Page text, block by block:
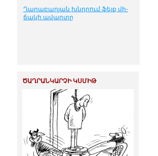
Ղա­րա­բա­ղ­յան խնդ­րում ֆեյք վի­
ճա­կի ա­վար­տը
ԾԱՂՐԱՆԿԱՐՉԻ ԿՍՄԻԹ